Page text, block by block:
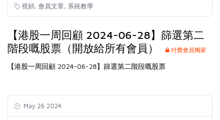
視頻 會員文章 系統教學
【港股一周回顧 2024-06-28】篩選第二
階段嘅股票（開放給所有會員）
付費會員獨家
【港股一周回顧 2024-06-28】篩選第二階段嘅股票
May 26 2024